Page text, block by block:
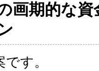
画期的な資
す。